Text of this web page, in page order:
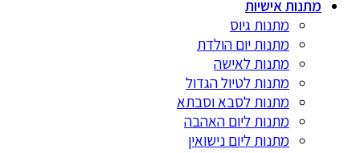
מתנות אישיות
מתנות גיוס
מתנות יום הולדת
מתנות לאישה
מתנות לטיול הגדול
מתנות לסבא וסבתא
מתנות ליום האהבה
מתנות ליום נישואין